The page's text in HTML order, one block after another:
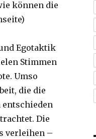
können die
Egotaktik
Stimmen
Umso
die die
entschieden
Die
verleihen –